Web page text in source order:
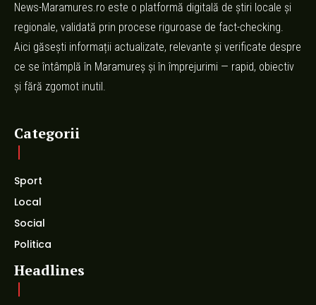
News-Maramures.ro este o platformă digitală de știri locale și
regionale, validată prin procese riguroase de fact-checking.
Aici găsești informații actualizate, relevante și verificate despre
ce se întâmplă în Maramureș și în împrejurimi — rapid, obiectiv
și fără zgomot inutil.
Categorii
Sport
Local
Social
Politica
Headlines